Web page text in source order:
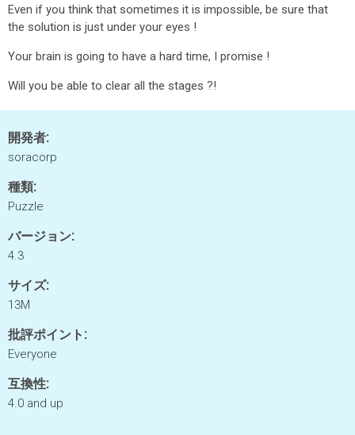
Even if you think that sometimes it is impossible, be sure that
the solution is just under your eyes !
Your brain is going to have a hard time, I promise !
Will you be able to clear all the stages ?!
開発者:
soracorp
種類:
Puzzle
バージョン:
4.3
サイズ:
13M
批評ポイント:
Everyone
互換性:
4.0 and up